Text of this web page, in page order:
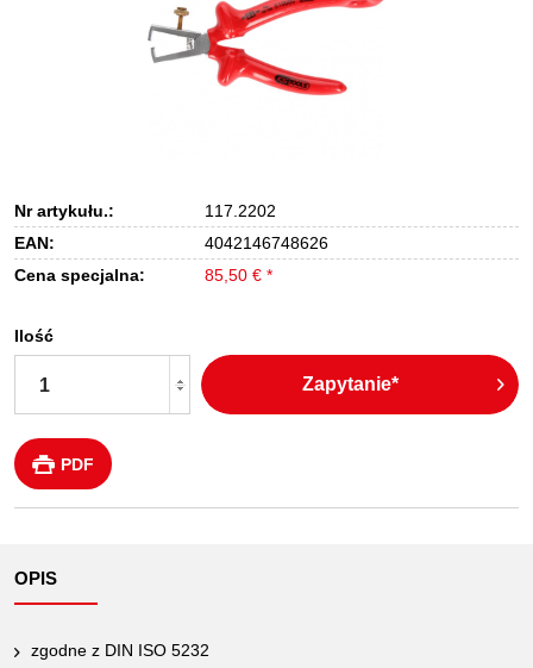
Nr artykułu.:
117.2202
EAN:
4042146748626
Cena specjalna:
85,50 € *
Ilość
Zapytanie*
PDF
OPIS
zgodne z DIN ISO 5232